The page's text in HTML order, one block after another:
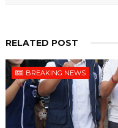
RELATED POST
BREAKING NEWS